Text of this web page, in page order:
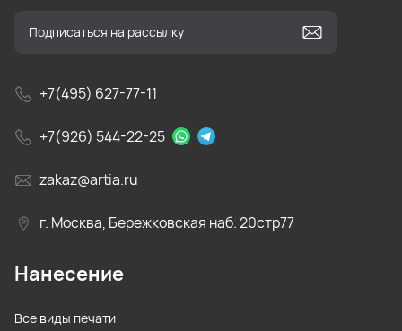
+7(495) 627-77-11
+7(926) 544-22-25
zakaz@artia.ru
г. Москва, Бережковская наб. 20стр77
Нанесение
Все виды печати